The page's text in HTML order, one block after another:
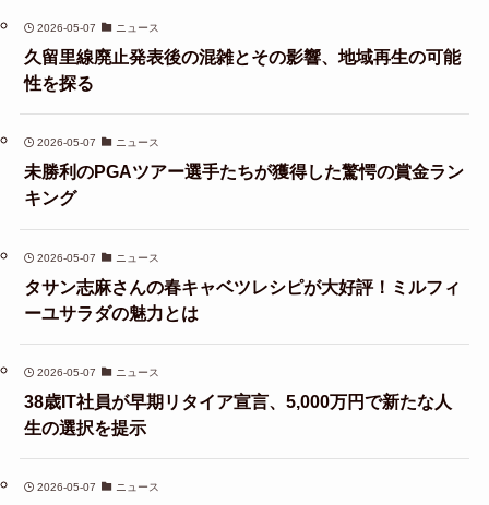
2026-05-07 ニュース
久留里線廃止発表後の混雑とその影響、地域再生の可能
性を探る
2026-05-07 ニュース
未勝利のPGAツアー選手たちが獲得した驚愕の賞金ラン
キング
2026-05-07 ニュース
タサン志麻さんの春キャベツレシピが大好評！ミルフィ
ーユサラダの魅力とは
2026-05-07 ニュース
38歳IT社員が早期リタイア宣言、5,000万円で新たな人
生の選択を提示
2026-05-07 ニュース